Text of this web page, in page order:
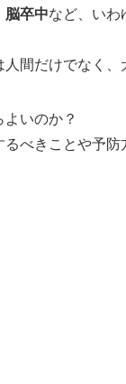
脳卒中など、いわ
間だけでなく、
いのか？
べきことや予防